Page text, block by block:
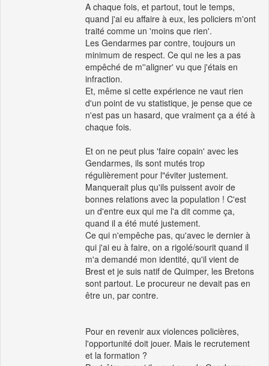
A chaque fois, et partout, tout le temps,
quand j'ai eu affaire à eux, les policiers m'ont
traité comme un 'moins que rien'.
Les Gendarmes par contre, toujours un
minimum de respect. Ce qui ne les a pas
empêché de m''aligner' vu que j'étais en
infraction.
Et, même si cette expérience ne vaut rien
d'un point de vu statistique, je pense que ce
n'est pas un hasard, que vraiment ça a été à
chaque fois.
Et on ne peut plus 'faire copain' avec les
Gendarmes, ils sont mutés trop
régulièrement pour l"éviter justement.
Manquerait plus qu'ils puissent avoir de
bonnes relations avec la population ! C'est
un d'entre eux qui me l'a dit comme ça,
quand il a été muté justement.
Ce qui n'empêche pas, qu'avec le dernier à
qui j'ai eu à faire, on a rigolé/sourit quand il
m'a demandé mon identité, qu'il vient de
Brest et je suis natif de Quimper, les Bretons
sont partout. Le procureur ne devait pas en
être un, par contre.
Pour en revenir aux violences policières,
l'opportunité doit jouer. Mais le recrutement
et la formation ?